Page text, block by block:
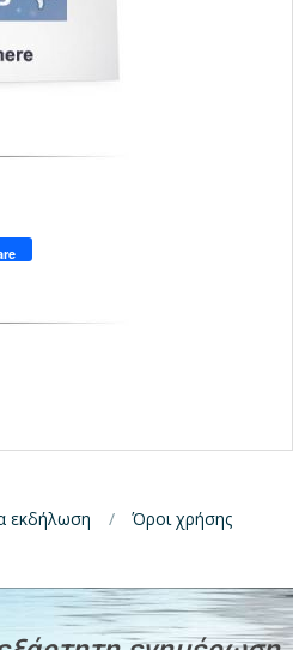
εκδήλωση Όροι χρήσης